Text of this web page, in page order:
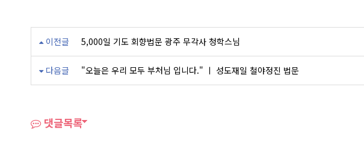
이전글 5,000일 기도 회향법문 광주 무각사 청학스님
다음글 "오늘은 우리 모두 부처님 입니다." ㅣ 성도재일 철야정진 법문
댓글목록